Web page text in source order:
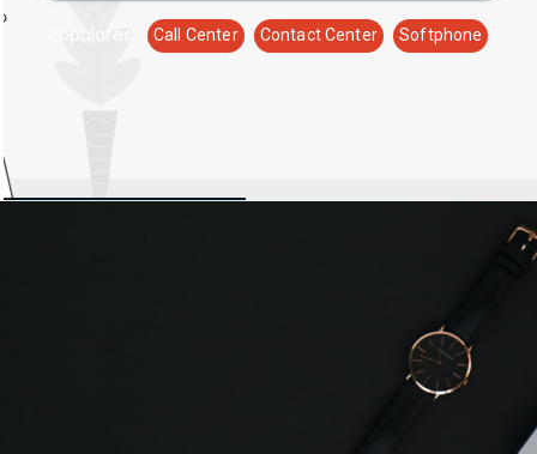
Populares: Call Center Contact Center Softphone